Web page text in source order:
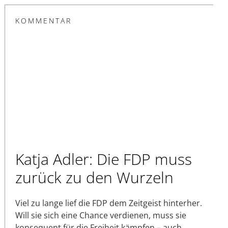
KOMMENTAR
Katja Adler: Die FDP muss
zurück zu den Wurzeln
Viel zu lange lief die FDP dem Zeitgeist hinterher.
Will sie sich eine Chance verdienen, muss sie